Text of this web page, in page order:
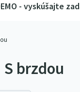
- vyskúšajte
S brzdou